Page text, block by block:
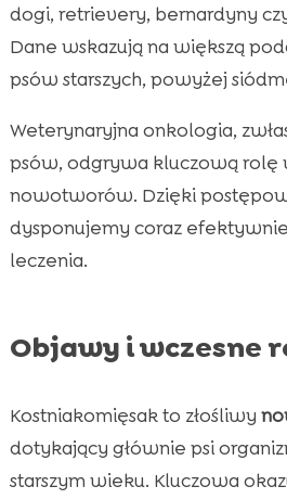
dogi, retrievery, bernardyny
Dane wskazują na większą
psów starszych, powyżej
Weterynaryjna onkologia,
psów, odgrywa kluczową rolę
nowotworów. Dzięki
dysponujemy coraz
leczenia.
Objawy i wczesne
Kostniakomięsak to złośliwy
dotykający głównie psi
starszym wieku. Kluczowa